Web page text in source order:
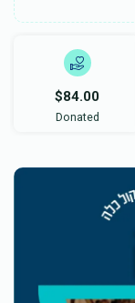
$84.00
Donated